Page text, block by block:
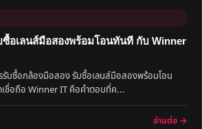
อเลนส์มือสองพร้อมโอนทันที กับ Winner
บซื้อกล้องมือสอง รับซื้อเลนส์มือสองพร้อมโอน
เชื่อถือ Winner IT คือคำตอบที่ค...
อ่านต่อ →